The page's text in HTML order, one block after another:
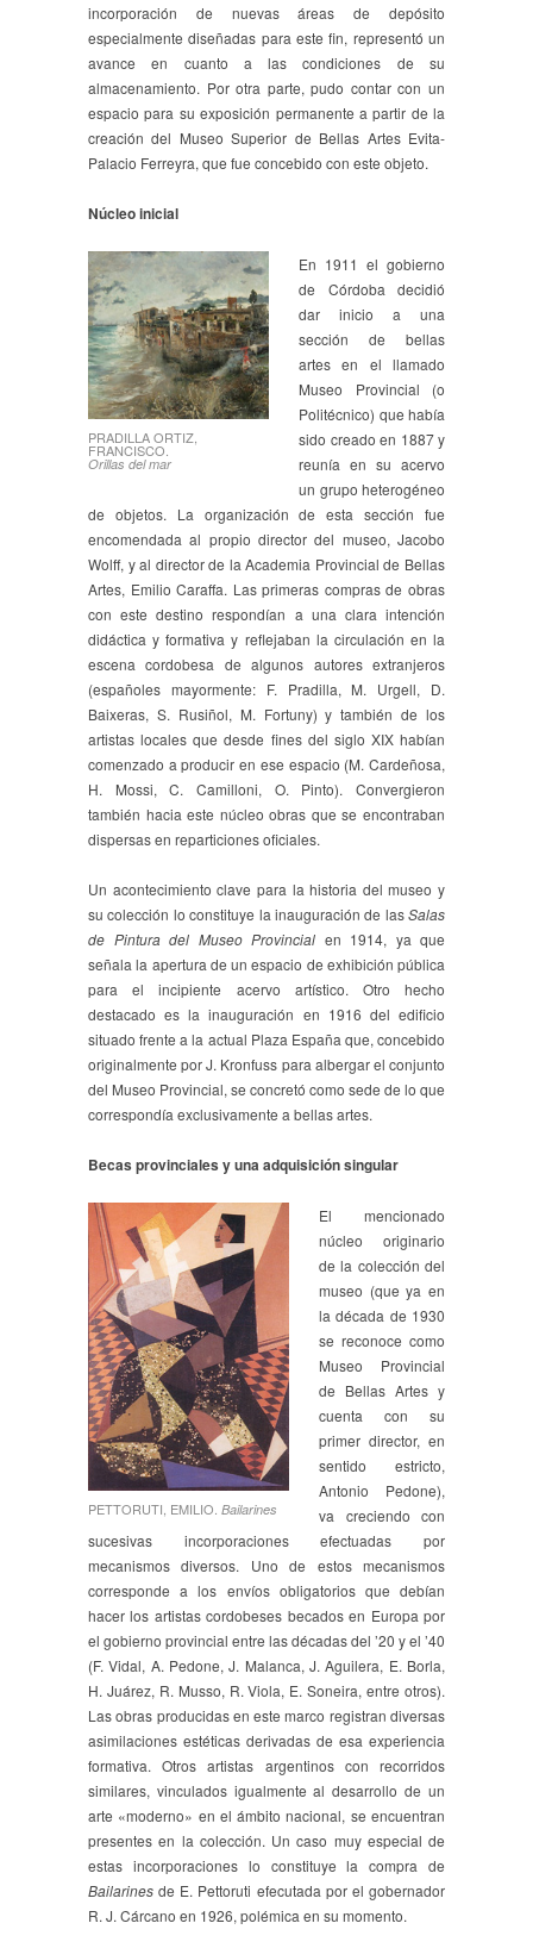
incorporación de nuevas áreas de depósito
especialmente diseñadas para este fin, representó un
avance en cuanto a las condiciones de su
almacenamiento. Por otra parte, pudo contar con un
espacio para su exposición permanente a partir de la
creación del Museo Superior de Bellas Artes Evita-
Palacio Ferreyra, que fue concebido con este objeto.
Núcleo inicial
PRADILLA ORTIZ,
FRANCISCO.
Orillas del mar
En 1911 el gobierno
de Córdoba decidió
dar inicio a una
sección de bellas
artes en el llamado
Museo Provincial (o
Politécnico) que había
sido creado en 1887 y
reunía en su acervo
un grupo heterogéneo
de objetos. La organización de esta sección fue
encomendada al propio director del museo, Jacobo
Wolff, y al director de la Academia Provincial de Bellas
Artes, Emilio Caraffa. Las primeras compras de obras
con este destino respondían a una clara intención
didáctica y formativa y reflejaban la circulación en la
escena cordobesa de algunos autores extranjeros
(españoles mayormente: F. Pradilla, M. Urgell, D.
Baixeras, S. Rusiñol, M. Fortuny) y también de los
artistas locales que desde fines del siglo XIX habían
comenzado a producir en ese espacio (M. Cardeñosa,
H. Mossi, C. Camilloni, O. Pinto). Convergieron
también hacia este núcleo obras que se encontraban
dispersas en reparticiones oficiales.
Un acontecimiento clave para la historia del museo y
su colección lo constituye la inauguración de lasSalas
de Pintura del Museo Provincial en 1914, ya que
señala la apertura de un espacio de exhibición pública
para el incipiente acervo artístico. Otro hecho
destacado es la inauguración en 1916 del edificio
situado frente a la actual Plaza España que, concebido
originalmente por J. Kronfuss para albergar el conjunto
del Museo Provincial, se concretó como sede de lo que
correspondía exclusivamente a bellas artes.
Becas provinciales y una adquisición singular
PETTORUTI, EMILIO. Bailarines
El mencionado
núcleo originario
de la colección del
museo (que ya en
la década de 1930
se reconoce como
Museo Provincial
de Bellas Artes y
cuenta con su
primer director, en
sentido estricto,
Antonio Pedone),
va creciendo con
sucesivas incorporaciones efectuadas por
mecanismos diversos. Uno de estos mecanismos
corresponde a los envíos obligatorios que debían
hacer los artistas cordobeses becados en Europa por
el gobierno provincial entre las décadas del ’20 y el ’40
(F. Vidal, A. Pedone, J. Malanca, J. Aguilera, E. Borla,
H. Juárez, R. Musso, R. Viola, E. Soneira, entre otros).
Las obras producidas en este marco registran diversas
asimilaciones estéticas derivadas de esa experiencia
formativa. Otros artistas argentinos con recorridos
similares, vinculados igualmente al desarrollo de un
arte «moderno» en el ámbito nacional, se encuentran
presentes en la colección. Un caso muy especial de
estas incorporaciones lo constituye la compra de
Bailarines de E. Pettoruti efecutada por el gobernador
R. J. Cárcano en 1926, polémica en su momento.